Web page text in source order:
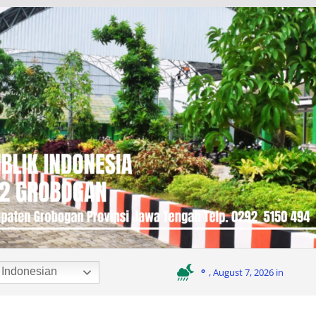
Indonesian ° , August 7, 2026 in